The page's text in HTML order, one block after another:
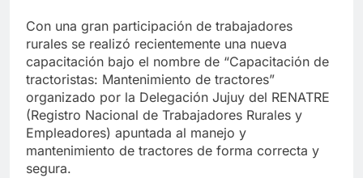
Con una gran participación de trabajadores
rurales se realizó recientemente una nueva
capacitación bajo el nombre de “Capacitación de
tractoristas: Mantenimiento de tractores”
organizado por la Delegación Jujuy del RENATRE
(Registro Nacional de Trabajadores Rurales y
Empleadores) apuntada al manejo y
mantenimiento de tractores de forma correcta y
segura.